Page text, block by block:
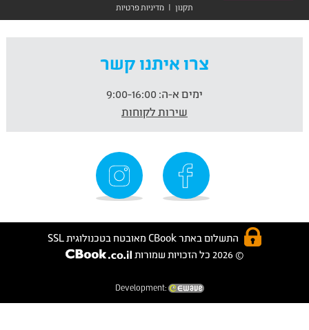
תקנון | מדיניות פרטיות
צרו איתנו קשר
ימים א-ה:
שירות לקוחות
התשלום באתר CBook מאובטח בטכנולוגית SSL
© 2026 כל הזכויות שמורות
Development: